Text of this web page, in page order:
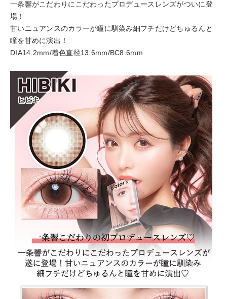
一条響がこだわりにこだわったプロデュースレンズがついに登
場！
甘いニュアンスのカラーが瞳に馴染み細フチだけどちゅるんと
瞳を甘めに演出！
DIA14.2mm/着色直径13.6mm/BC8.6mm